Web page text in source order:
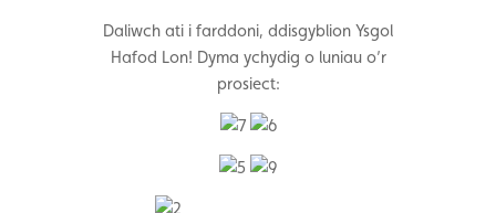
Daliwch ati i farddoni, ddisgyblion Ysgol
Hafod Lon! Dyma ychydig o luniau o’r
prosiect: